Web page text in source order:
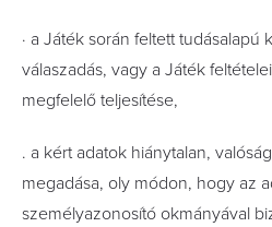
· a Játék során feltett
válaszadás, vagy a Játék
megfelelő teljesítése,
. a kért adatok hiánytalan,
megadása, oly módon, hogy az
személyazonosító okmányával